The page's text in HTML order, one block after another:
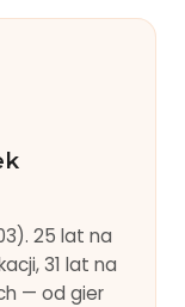
25 lat na
31 lat na
— od gier